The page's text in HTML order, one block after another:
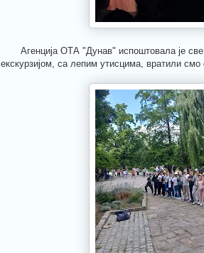
Агенција ОТА "Дунав" испоштовала је све
екскурзијом, са лепим утисцима, вратили смо